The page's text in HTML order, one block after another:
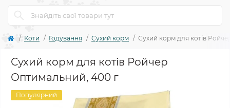
Коти Годування Сухий корм Сухий корм для котів
Сухий корм для котів Ройчер
Оптимальний, 400 г
Популярний